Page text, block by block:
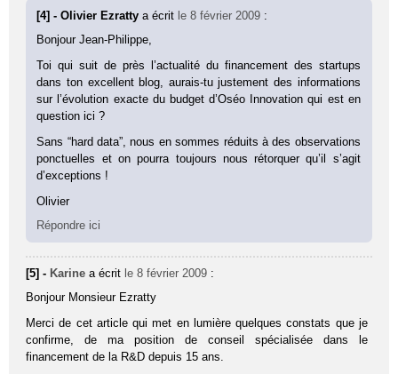
[4] - Olivier Ezrattya écrit le 8 février 2009 :
Bonjour Jean-Philippe,
Toi qui suit de près l’actualité du financement des startups
dans ton excellent blog, aurais-tu justement des informations
sur l’évolution exacte du budget d’Oséo Innovation qui est en
question ici ?
Sans “hard data”, nous en sommes réduits à des observations
ponctuelles et on pourra toujours nous rétorquer qu’il s’agit
d’exceptions !
Olivier
Répondre ici
[5] - Karine a écrit le 8 février 2009 :
Bonjour Monsieur Ezratty
Merci de cet article qui met en lumière quelques constats que je
confirme, de ma position de conseil spécialisée dans le
financement de la R&D depuis 15 ans.